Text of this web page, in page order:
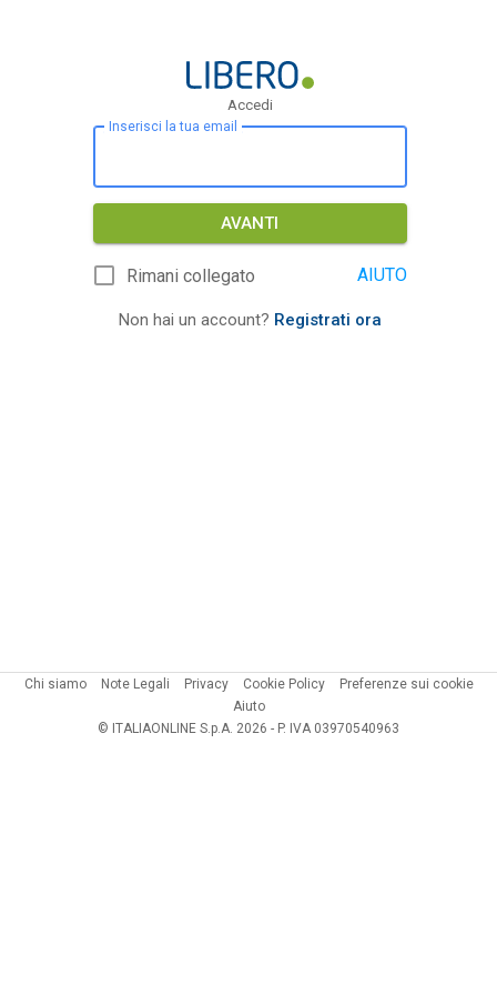
Accedi
Inserisci la tua email
AVANTI
Rimani collegato AIUTO
Non hai un account? Registrati ora
Chi siamo Note Legali Privacy Cookie Policy
Preferenze sui cookie
Aiuto
© ITALIAONLINE S.p.A. 2026 - P. IVA 03970540963